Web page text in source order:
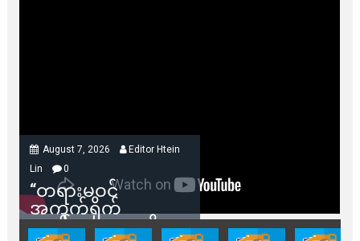
August 7, 2026
Editor Htein
Lin
0
“တရားမဝင်
အကွက်ရိုက်
ရောင်းချမှုတွေကို